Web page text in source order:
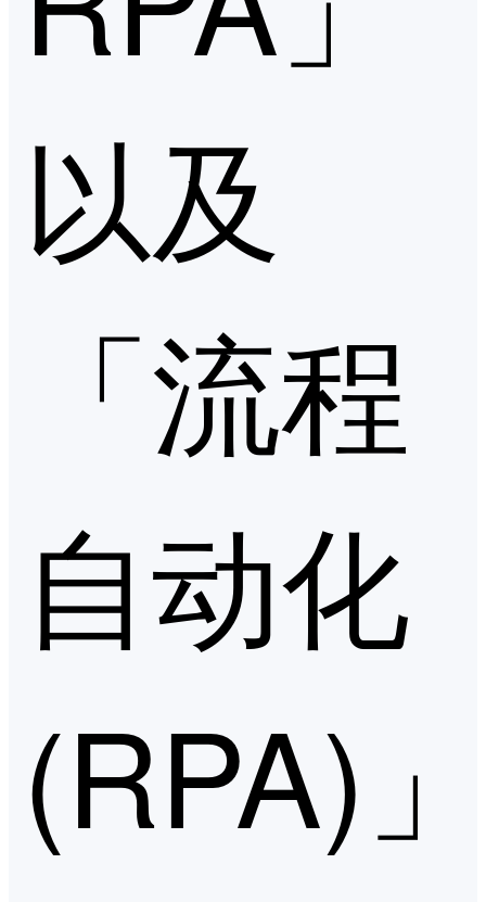
以及
「流程
自动化
(RPA)